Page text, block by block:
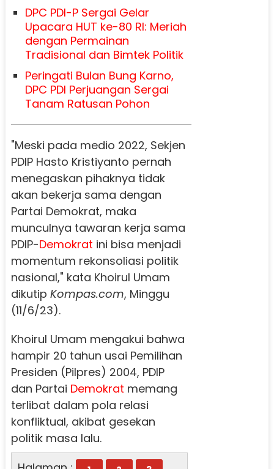
DPC PDI-P Sergai Gelar
Upacara HUT ke-80 RI: Meriah
dengan Permainan
Tradisional dan Bimtek Politik
Peringati Bulan Bung Karno,
DPC PDI Perjuangan Sergai
Tanam Ratusan Pohon
"Meski pada medio 2022, Sekjen
PDIP Hasto Kristiyanto pernah
menegaskan pihaknya tidak
akan bekerja sama dengan
Partai Demokrat, maka
munculnya tawaran kerja sama
PDIP-Demokrat ini bisa menjadi
momentum rekonsoliasi politik
nasional," kata Khoirul Umam
dikutip Kompas.com, Minggu
(11/6/23).
Khoirul Umam mengakui bahwa
hampir 20 tahun usai Pemilihan
Presiden (Pilpres) 2004, PDIP
dan Partai Demokrat memang
terlibat dalam pola relasi
konfliktual, akibat gesekan
politik masa lalu.